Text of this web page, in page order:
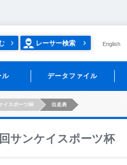
レーサー検索 English
ル データファイル
イスポーツ杯 出走表
サンケイスポーツ杯